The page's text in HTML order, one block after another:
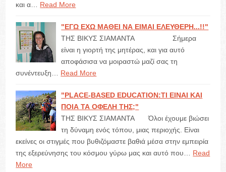
και α…
Read More
"ΕΓΩ ΕΧΩ ΜΑΘΕΙ ΝΑ ΕΙΜΑΙ ΕΛΕΥΘΕΡΗ...!!"
ΤΗΣ ΒΙΚΥΣ ΣΙΑΜΑΝΤΑ Σήμερα
είναι η γιορτή της μητέρας, και για αυτό
αποφάσισα να μοιραστώ μαζί σας τη
συνέντευξη…
Read More
"PLACE-BASED EDUCATION:ΤΙ ΕΙΝΑΙ ΚΑΙ
ΠΟΙΑ ΤΑ ΟΦΕΛΗ ΤΗΣ;"
ΤΗΣ ΒΙΚΥΣ ΣΙΑΜΑΝΤΑ Όλοι έχουμε βιώσει
τη δύναμη ενός τόπου, μιας περιοχής. Είναι
εκείνες οι στιγμές που βυθιζόμαστε βαθιά μέσα στην εμπειρία
της εξερεύνησης του κόσμου γύρω μας και αυτό που…
Read
More